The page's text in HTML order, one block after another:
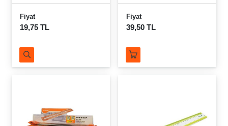
Fiyat
19,75 TL
Fiyat
39,50 TL